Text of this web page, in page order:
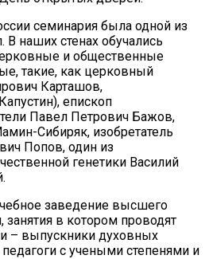
семинария была одной из
наших стенах обучались
и общественные
такие, как церковный
Карташов,
епископ
Павел Петрович Бажов,
Сибиряк, изобретатель
Попов, один из
генетики Василий
заведение высшего
занятия в котором проводят
– выпускники духовных
с учеными степенями и